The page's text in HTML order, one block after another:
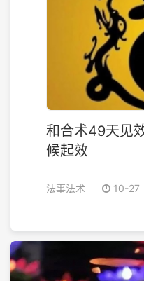
和合术49天见
候起效
法事法术 10-27